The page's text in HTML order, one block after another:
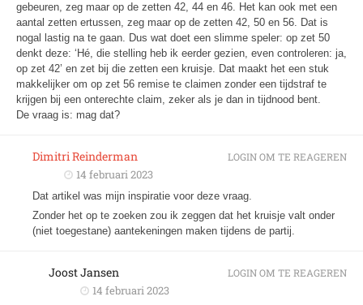
gebeuren, zeg maar op de zetten 42, 44 en 46. Het kan ook met een
aantal zetten ertussen, zeg maar op de zetten 42, 50 en 56. Dat is
nogal lastig na te gaan. Dus wat doet een slimme speler: op zet 50
denkt deze: ‘Hé, die stelling heb ik eerder gezien, even controleren: ja,
op zet 42’ en zet bij die zetten een kruisje. Dat maakt het een stuk
makkelijker om op zet 56 remise te claimen zonder een tijdstraf te
krijgen bij een onterechte claim, zeker als je dan in tijdnood bent.
De vraag is: mag dat?
Dimitri Reinderman
14 februari 2023
Dat artikel was mijn inspiratie voor deze vraag.
Zonder het op te zoeken zou ik zeggen dat het kruisje valt onder
(niet toegestane) aantekeningen maken tijdens de partij.
LOGIN OM TE REAGEREN
Joost Jansen
14 februari 2023
LOGIN OM TE REAGEREN